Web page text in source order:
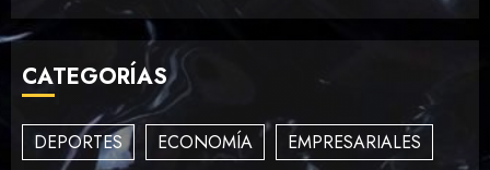
4
How To Write Award
Winning Blog Headlines
MAYO 14, 2024 1006
CATEGORÍAS
DEPORTES ECONOMÍA
EMPRESARIALES